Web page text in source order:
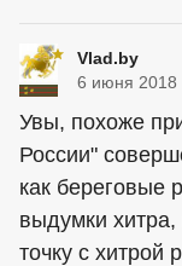
Vlad.by
6 июня 2018
Увы, похоже
России"
как береговые
выдумки
точку с хитрой